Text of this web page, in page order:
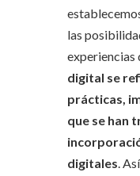
las
experiencias
digital se
prácticas,
que se han
digitales.